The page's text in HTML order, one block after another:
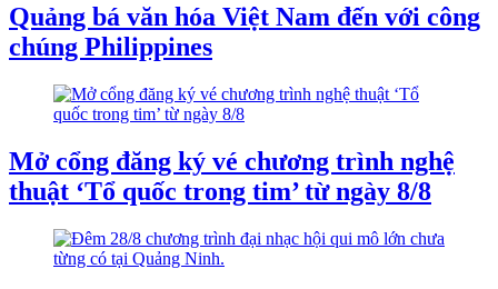
Quảng bá văn hóa Việt Nam đến với công
chúng Philippines
Mở cổng đăng ký vé chương trình nghệ
thuật ‘Tổ quốc trong tim’ từ ngày 8/8